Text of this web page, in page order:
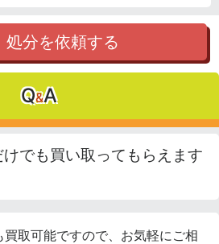
処分を依頼する
Q&A
でも買い取ってもらえます
買取可能ですので、お気軽にご相